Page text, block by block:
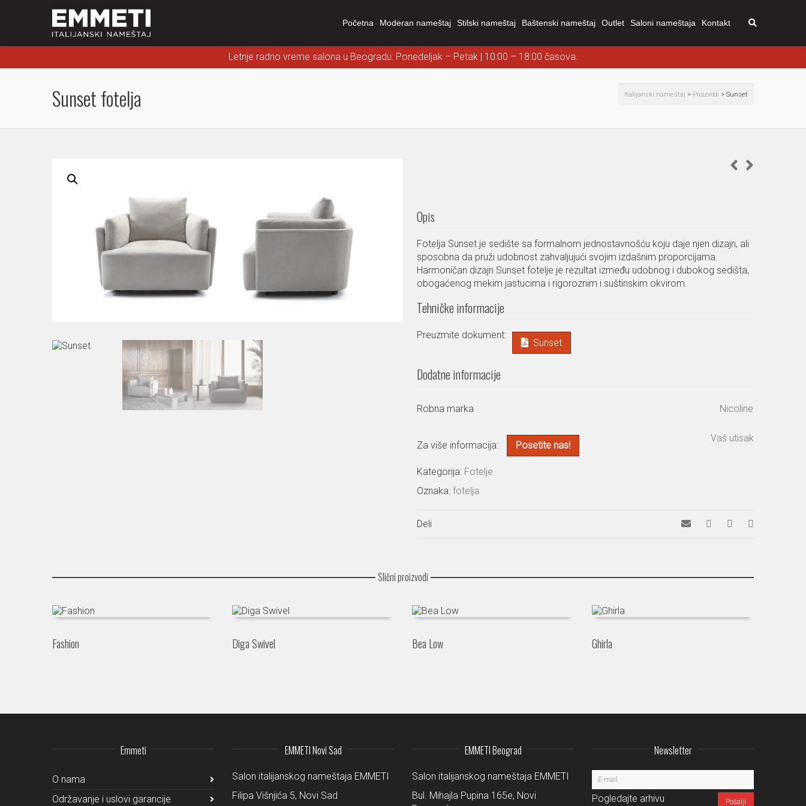
Početna Moderan nameštaj Stilski nameštaj Baštenski nameštaj Outlet Saloni nameštaja Kontakt
Letnje radno vreme salona u Beogradu: Ponedeljak – Petak | 10:00 – 18:00 časova.
Sunset fotelja Italijanski nameštaj > Proizvodi > Sunset
Opis
Fotelja Sunset je sedište sa formalnom jednostavnošću koju daje njen dizajn, ali
sposobna da pruži udobnost zahvaljujući svojim izdašnim proporcijama.
Harmoničan dizajn Sunset fotelje je rezultat između udobnog i dubokog sedišta,
obogaćenog mekim jastucima i rigoroznim i suštinskim okvirom.
Tehničke informacije
Preuzmite dokument:
Sunset
Dodatne informacije
Robna marka Nicoline
Za više informacija: Posetite nas!
Vaš utisak
Kategorija: Fotelje
Oznaka:fotelja
Deli
Slični proizvodi
Fashion Diga Swivel Bea Low Ghirla
Emmeti
O nama
Održavanje i uslovi garancije
EMMETI Novi Sad
Salon italijanskog nameštaja EMMETI
Filipa Višnjića 5, Novi Sad
EMMETI Beograd
Salon italijanskog nameštaja EMMETI
Bul. Mihajla Pupina 165e, Novi
Newsletter
Pogledajte arhivu